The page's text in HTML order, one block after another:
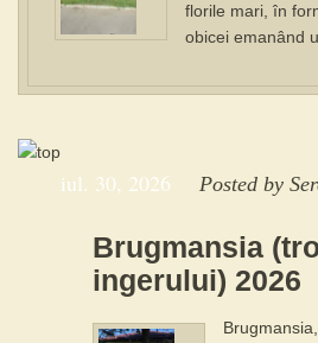
florile mari, în
obicei emanând
iul. 30, 2026 Posted by
Brugmansia
ingerului) 2026